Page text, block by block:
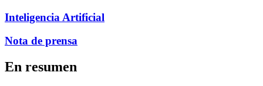
Inteligencia Artificial
Nota de prensa
En resumen